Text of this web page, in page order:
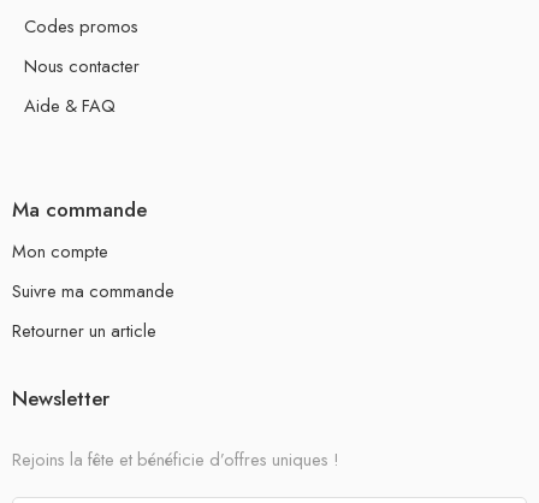
Codes promos
Nous contacter
Aide & FAQ
Ma commande
Mon compte
Suivre ma commande
Retourner un article
Newsletter
Rejoins la fête et bénéficie d’offres uniques !